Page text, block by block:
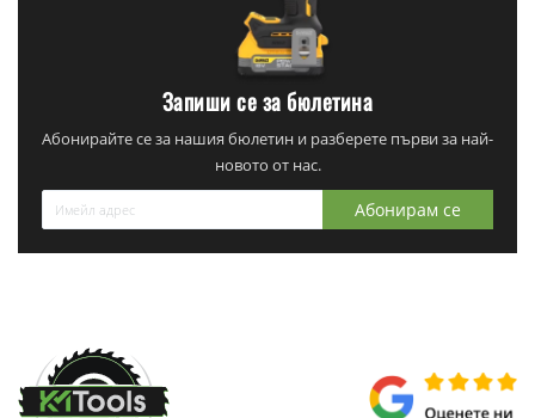
Запиши се за бюлетина
Абонирайте се за нашия бюлетин и разберете първи за най-
новото от нас.
Абонирам се